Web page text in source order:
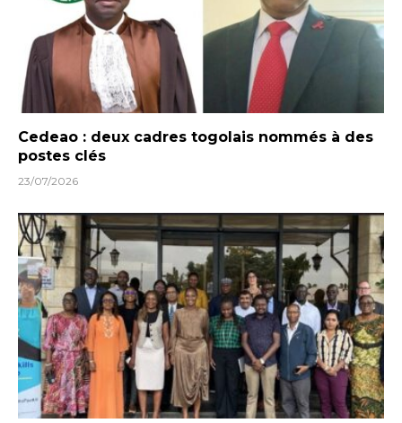
Cedeao : deux cadres togolais nommés à des
postes clés
23/07/2026